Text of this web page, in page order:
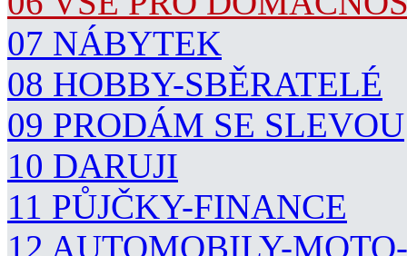
07 NÁBYTEK
08 HOBBY-SBĚRATELÉ
09 PRODÁM SE SLEVOU
10 DARUJI
11 PŮJČKY-FINANCE
12 AUTOMOBILY-